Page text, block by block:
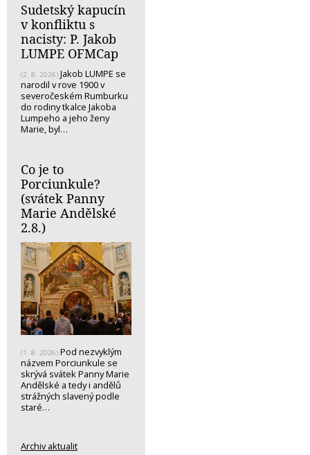
Sudetský kapucín
v konfliktu s
nacisty: P. Jakob
LUMPE OFMCap
(2. 8. 2026) Jakob LUMPE se
narodil v rove 1900 v
severočeském Rumburku
do rodiny tkalce Jakoba
Lumpeho a jeho ženy
Marie, byl…
Co je to
Porciunkule?
(svátek Panny
Marie Andělské
2.8.)
(1. 8. 2026) Pod nezvyklým
názvem Porciunkule se
skrývá svátek Panny Marie
Andělské a tedy i andělů
strážných slavený podle
staré…
Archiv aktualit